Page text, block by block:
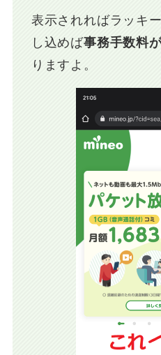
表示されればラッキ
し込めば事務手数料
りますよ。